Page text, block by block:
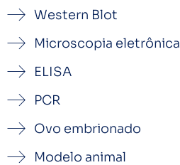
Western Blot
Microscopia eletrônica
ELISA
PCR
Ovo embrionado
Modelo animal ​